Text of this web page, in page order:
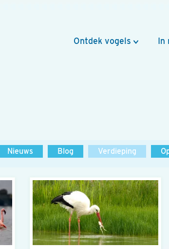
Ontdek vogels In
Nieuws Blog Verdieping